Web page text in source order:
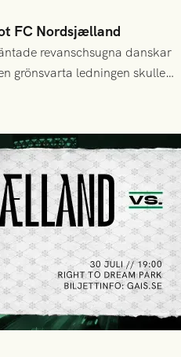
FC Nordsjælland
revanschsugna danskar
grönsvarta ledningen skulle
spelad. På lika mark visade
tog slut.